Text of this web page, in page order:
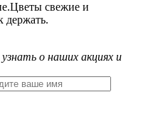
свежие и
держать.
о наших акциях и